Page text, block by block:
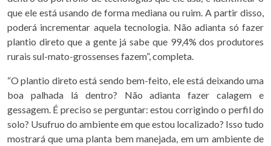
que ele está usando de forma mediana ou ruim. A partir disso,
poderá incrementar aquela tecnologia. Não adianta só fazer
plantio direto que a gente já sabe que 99,4% dos produtores
rurais sul-mato-grossenses fazem”, completa.
“O plantio direto está sendo bem-feito, ele está deixando uma
boa palhada lá dentro? Não adianta fazer calagem e
gessagem. É preciso se perguntar: estou corrigindo o perfil do
solo? Usufruo do ambiente em que estou localizado? Isso tudo
mostrará que uma planta bem manejada, em um ambiente de